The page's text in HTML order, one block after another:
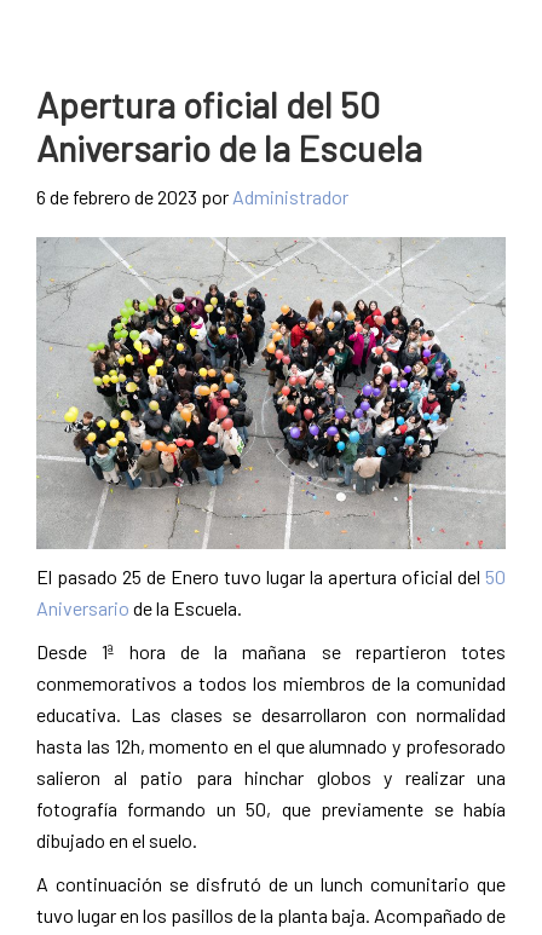
Apertura oficial del 50
Aniversario de la Escuela
6 de febrero de 2023 por Administrador
El pasado 25 de Enero tuvo lugar la apertura oficial del 50
Aniversario de la Escuela.
Desde 1ª hora de la mañana se repartieron totes
conmemorativos a todos los miembros de la comunidad
educativa. Las clases se desarrollaron con normalidad
hasta las 12h, momento en el que alumnado y profesorado
salieron al patio para hinchar globos y realizar una
fotografía formando un 50, que previamente se había
dibujado en el suelo.
A continuación se disfrutó de un lunch comunitario que
tuvo lugar en los pasillos de la planta baja. Acompañado de